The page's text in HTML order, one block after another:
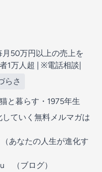
50万円以上の売上を
1万人超 | ※電話相談|
らさ
と暮らす・1975年生
ていく無料メルマガは
あなたの人生が進化す
（ブログ）